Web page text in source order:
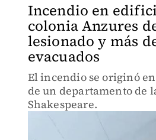
Incendio en
colonia Anzures
lesionado y más
evacuados
El incendio se originó
de un departamento de
Shakespeare.